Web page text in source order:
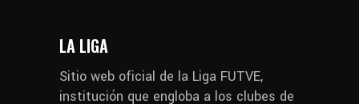
LA LIGA
Sitio web oficial de la Liga FUTVE,
institución que engloba a los clubes de